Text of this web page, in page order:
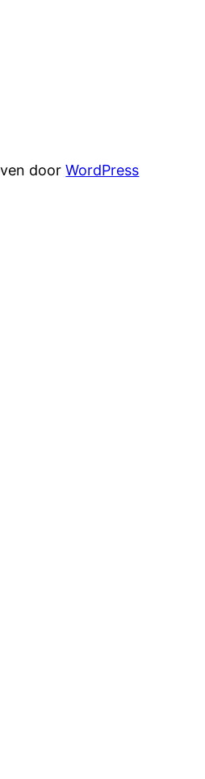
doorWordPress